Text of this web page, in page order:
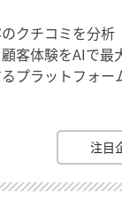
クチコミを分析
客体験をAIで最
プラットフォー
注目